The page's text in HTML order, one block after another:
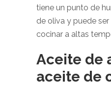
tiene un punto de
de oliva y puede
cocinar a altas
Aceite de
aceite de